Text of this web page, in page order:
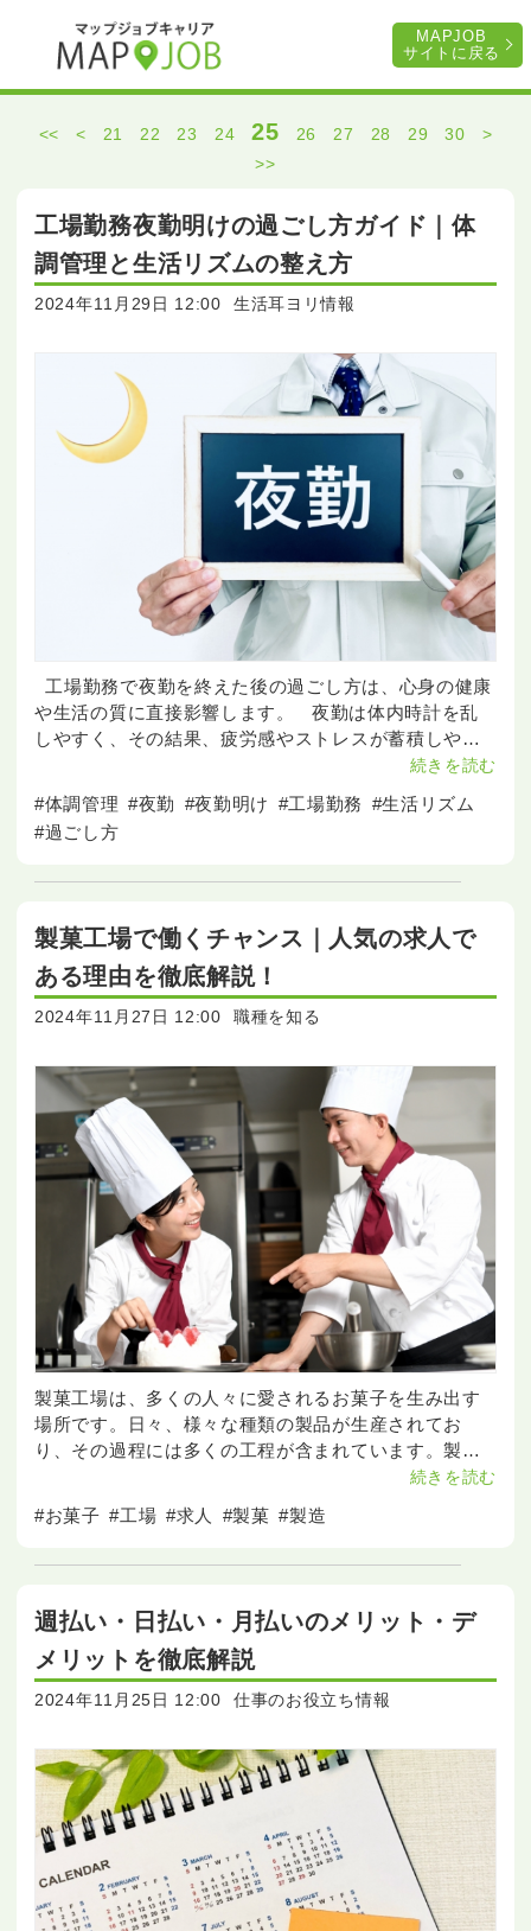
MAPJOB
サイトに戻る
<< < 21 22 23 24 25 26 27 28 29 30
>
>>
工場勤務夜勤明けの過ごし方ガイド｜体
調管理と生活リズムの整え方
2024年11月29日 12:00 生活耳ヨリ情報
や生活の質に直接影響します。 夜勤は体内時計を乱
しやすく、その結果、疲労感やストレスが蓄積しやす
に過ごすかが、翌日以降のパ
#体調管理 #夜勤 #夜勤明け #工場勤務 #生活リズム
#過ごし方
続きを読む
製菓工場で働くチャンス｜人気の求人で
ある理由を徹底解説！
2024年11月27日 12:00 職種を知る
製菓工場は、多くの人々に愛されるお菓子を生み出す
場所です。日々、様々な種類の製品が生産されてお
り、その過程には多くの工程が含まれています。製菓
工場では、最新の技術と熟練の技が融合して、高品質
な製品が作られています。 このような工場における仕
事は、製造ライ
#お菓子 #工場 #求人 #製菓 #製造
続きを読む
週払い・日払い・月払いのメリット・デ
メリットを徹底解説
2024年11月25日 12:00 仕事のお役立ち情報